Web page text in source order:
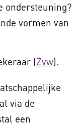
ondersteuning?
vormen van
(Zvw).
via de
een